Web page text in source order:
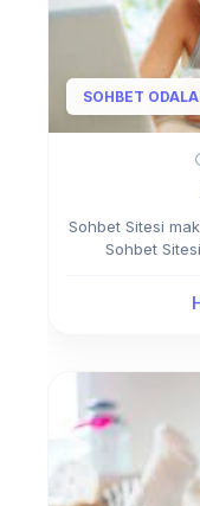
SOHBET
Sohbet Sitesi
Sohbet